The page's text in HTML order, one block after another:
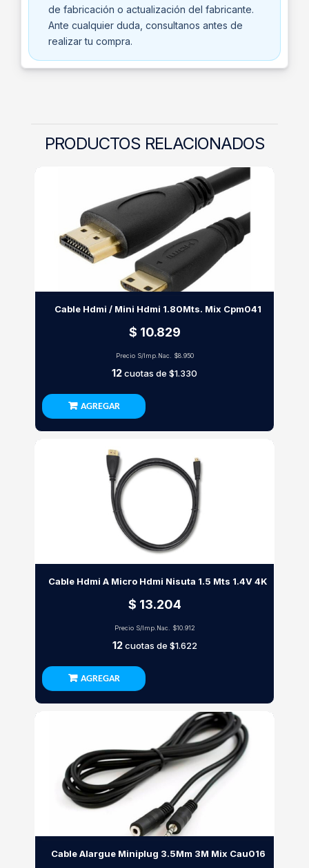
de fabricación o actualización del fabricante.
Ante cualquier duda, consultanos antes de
realizar tu compra.
PRODUCTOS RELACIONADOS
Cable Hdmi / Mini Hdmi 1.80Mts. Mix Cpm041
$ 10.829
Precio S/Imp.Nac. $8.950
12cuotas de $1.330
AGREGAR
Cable Hdmi A Micro Hdmi Nisuta 1.5 Mts 1.4V 4K
$ 13.204
Precio S/Imp.Nac. $10.912
12cuotas de $1.622
AGREGAR
Cable Alargue Miniplug 3.5Mm 3M Mix Cau016